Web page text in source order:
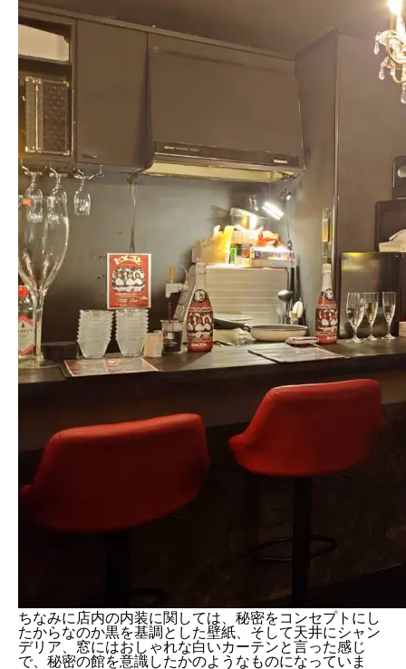
ちなみに店内の内装に関しては、秘密をコンセプトにし
たからなのか黒を基調とした壁紙、そして天井にシャン
デリア、窓にはおしゃれな白いカーテンと言った感じ
で、秘密の館を意識したかのようなものになっていま